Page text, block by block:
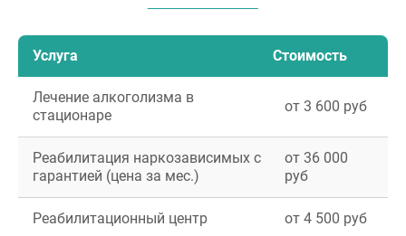
Услуга Стоимость
Лечение алкоголизма в
стационаре
от 3 600 руб
Реабилитация наркозависимых с
гарантией (цена за мес.)
от 36 000
руб
Реабилитационный центр от 4 500 руб